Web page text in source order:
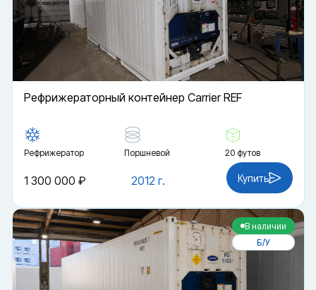
Рефрижераторный контейнер Carrier REF
Рефрижератор Поршневой 20 футов
2012 г.
1 300 000 ₽ Купить
В наличии
Б/У